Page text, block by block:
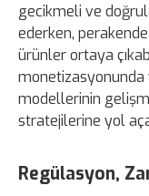
gecikmeli ve
ederken,
ürünler ortaya
modellerinin
stratejilerine yol
Regülasyon,